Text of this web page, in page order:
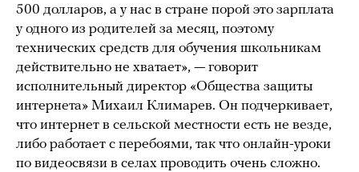
500 долларов, а у нас в стране порой это зарплата
у одного из родителей за месяц, поэтому
технических средств для обучения школьникам
действительно не хватает», — говорит
исполнительный директор «Общества защиты
интернета» Михаил Климарев. Он подчеркивает,
что интернет в сельской местности есть не везде,
либо работает с перебоями, так что онлайн-уроки
по видеосвязи в селах проводить очень сложно.